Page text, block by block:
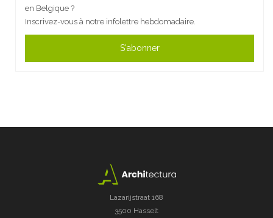
en Belgique ?
Inscrivez-vous à notre infolettre hebdomadaire.
S'abonner
Lazarijstraat 168
3500 Hasselt